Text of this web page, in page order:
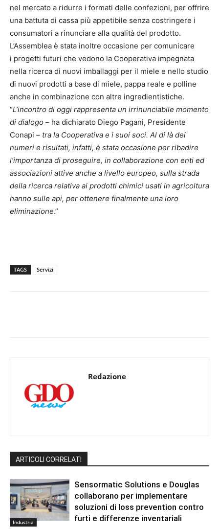
nel mercato a ridurre i formati delle confezioni, per offrire
una battuta di cassa più appetibile senza costringere i
consumatori a rinunciare alla qualità del prodotto.
L’Assemblea è stata inoltre occasione per comunicare
i progetti futuri che vedono la Cooperativa impegnata
nella ricerca di nuovi imballaggi per il miele e nello studio
di nuovi prodotti a base di miele, pappa reale e polline
anche in combinazione con altre ingredientistiche.
“L’incontro di oggi rappresenta un irrinunciabile momento
di dialogo – ha dichiarato Diego Pagani, Presidente
Conapi – tra la Cooperativa e i suoi soci. Al di là dei
numeri e risultati, infatti, è stata occasione per ribadire
l’importanza di proseguire, in collaborazione con enti ed
associazioni attive anche a livello europeo, sulla strada
della ricerca relativa ai prodotti chimici usati in agricoltura
hanno sulle api, per ottenere finalmente una loro
eliminazione.”
TAGS Servizi
Redazione
ARTICOLI CORRELATI
Industria
Sensormatic Solutions e Douglas
collaborano per implementare
soluzioni di loss prevention contro
furti e differenze inventariali